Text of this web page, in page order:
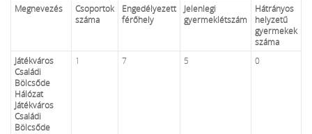
Megnevezés
Csoportok
száma
Engedélyezett
férőhely
Jelenlegi
gyermeklétszám
Hátrányos
helyzetű
gyermekek
száma
Játékváros
Családi
Bölcsőde
Hálózat
Játékváros
Családi
Bölcsőde
1 7 5 0